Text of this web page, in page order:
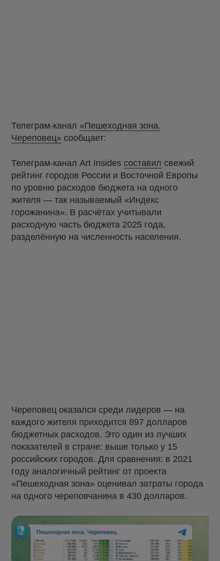
Телеграм-канал «Пешеходная зона.
Череповец» сообщает:
Телеграм-канал Art Insides составил свежий
рейтинг городов России и Восточной Европы
по уровню расходов бюджета на одного
жителя — так называемый «Индекс
горожанина». В расчётах учитывали
расходную часть бюджета 2025 года,
разделённую на численность населения.
Череповец оказался среди лидеров — на
каждого жителя приходится 897 долларов
бюджетных расходов. Это один из лучших
показателей в стране: выше только у 15
российских городов. Для сравнения: в 2021
году аналогичный рейтинг от проекта
«Пешеходная зона» оценивал затраты города
на одного череповчанина в 430 долларов.